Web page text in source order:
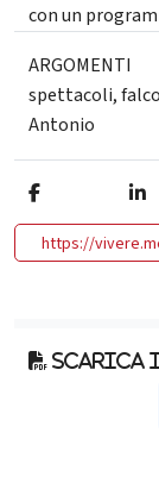
con un
ARGOMENTI
spettacoli,
Antonio
https://
Scarica